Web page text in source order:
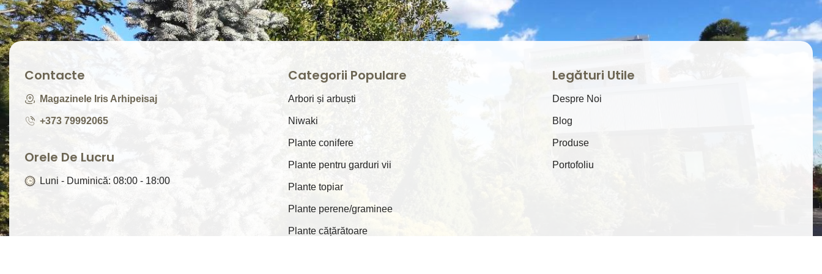
Contacte
Magazinele Iris Arhipeisaj
+373 79992065
Orele De Lucru
Luni - Duminică: 08:00 - 18:00
Categorii Populare
Arbori și arbuști
⁠Niwaki
Plante conifere
Plante pentru garduri vii
Plante topiar
Plante perene/graminee
Plante cățărătoare
Legături Utile
Despre Noi
Blog
Produse
Portofoliu